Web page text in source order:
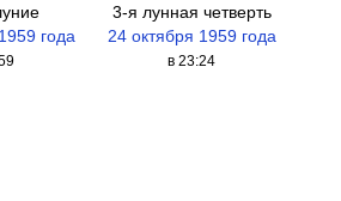
года
3-я лунная четверть
24 октября 1959 года
в 23:24